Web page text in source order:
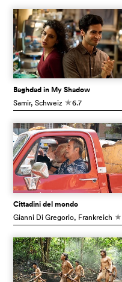
Baghdad in My Shadow
Samir, Schweiz c6.7
Cittadini del mondo
Gianni Di Gregorio, Frankreich c